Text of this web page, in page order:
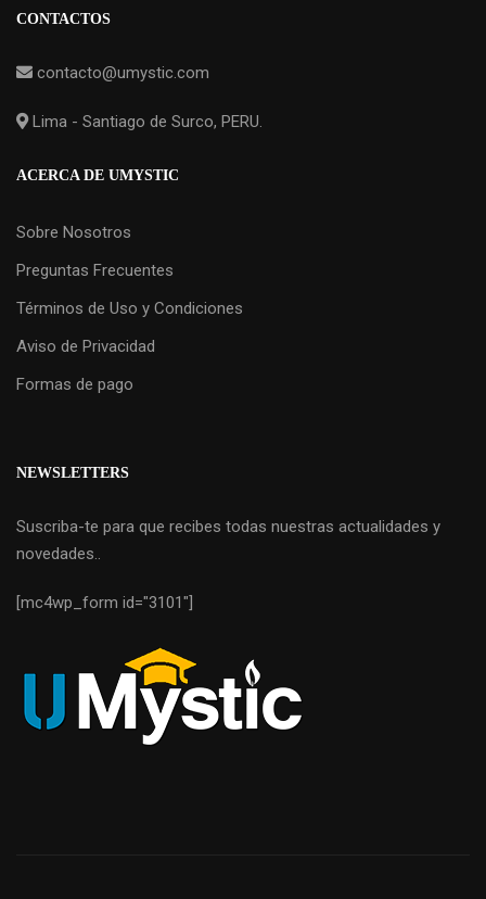
CONTACTOS
contacto@umystic.com
Lima - Santiago de Surco, PERU.
ACERCA DE UMYSTIC
Sobre Nosotros
Preguntas Frecuentes
Términos de Uso y Condiciones
Aviso de Privacidad
Formas de pago
NEWSLETTERS
Suscriba-te para que recibes todas nuestras actualidades y
novedades..
[mc4wp_form id="3101"]